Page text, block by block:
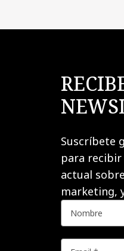
Suscríbete
para recibir
actual
marketing,